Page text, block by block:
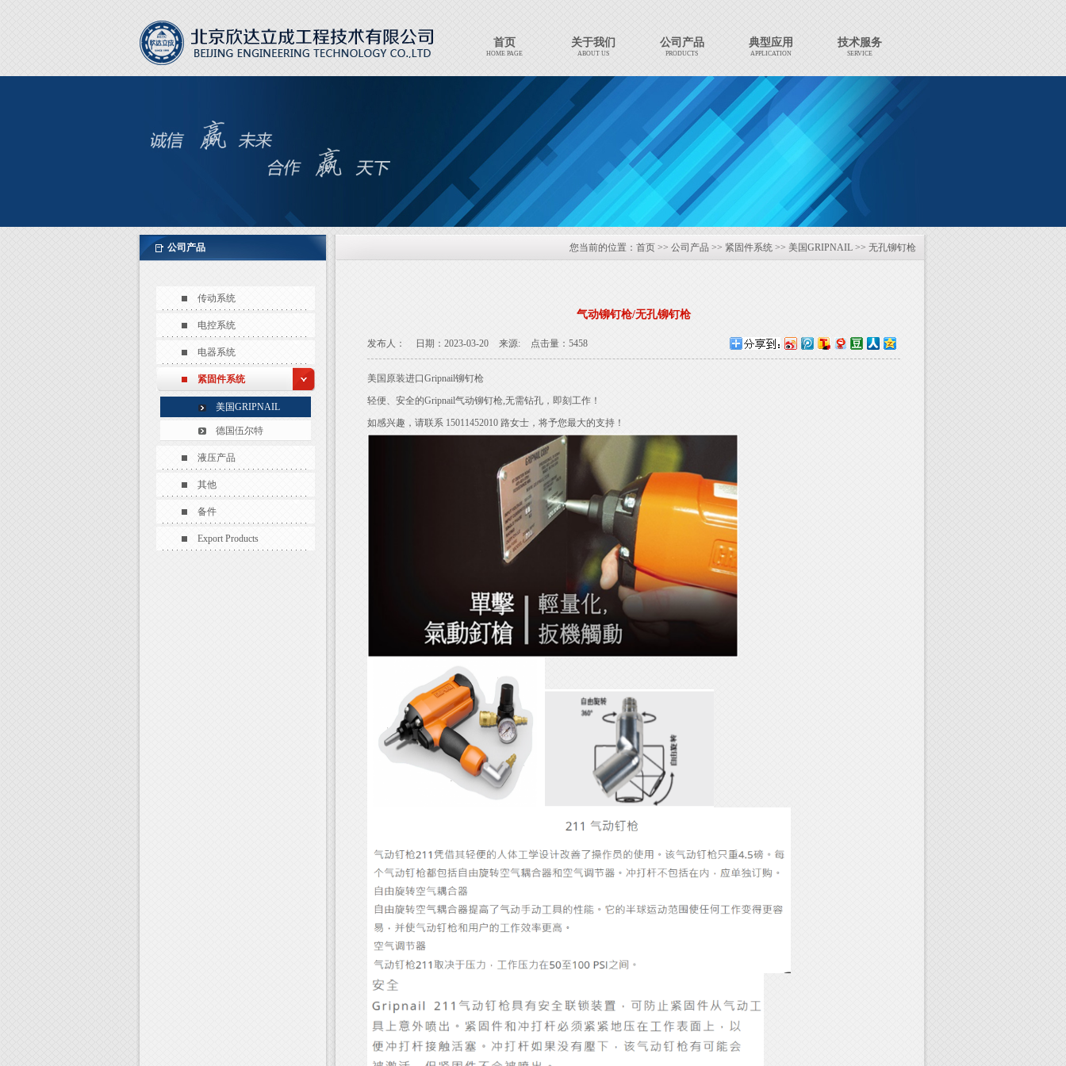
首页
HOME PAGE
关于我们
ABOUT US
公司产品
PRODUCTS
典型应用
APPLICATION
技术服务
SERVICE
EXPORT PRODUCTS
公司产品
传动系统
电控系统
电器系统
紧固件系统
美国GRIPNAIL
德国伍尔特
液压产品
其他
备件
Export Products
您当前的位置： 首页 >> 公司产品 >> 紧固件系统 >> 美国GRIPNAIL >> 无孔铆钉枪
气动铆钉枪/无孔铆钉枪
发布人： 日期：2023-03-20 来源: 点击量：5458
美国原装进口Gripnail铆钉枪
轻便、安全的Gripnail气动铆钉枪,无需钻孔，即刻工作！
如感兴趣，请联系 15011452010 路女士，将予您最大的支持！